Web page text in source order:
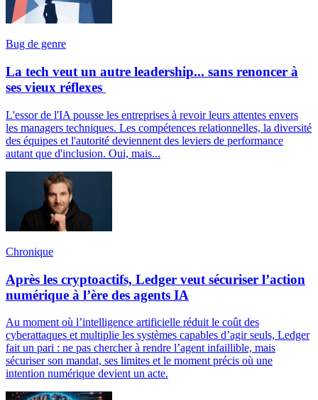
Bug de genre
La tech veut un autre leadership... sans renoncer à
ses vieux réflexes
L'essor de l'IA pousse les entreprises à revoir leurs attentes envers
les managers techniques. Les compétences relationnelles, la diversité
des équipes et l'autorité deviennent des leviers de performance
autant que d'inclusion. Oui, mais...
Chronique
Après les cryptoactifs, Ledger veut sécuriser l’action
numérique à l’ère des agents IA
Au moment où l’intelligence artificielle réduit le coût des
cyberattaques et multiplie les systèmes capables d’agir seuls, Ledger
fait un pari : ne pas chercher à rendre l’agent infaillible, mais
sécuriser son mandat, ses limites et le moment précis où une
intention numérique devient un acte.